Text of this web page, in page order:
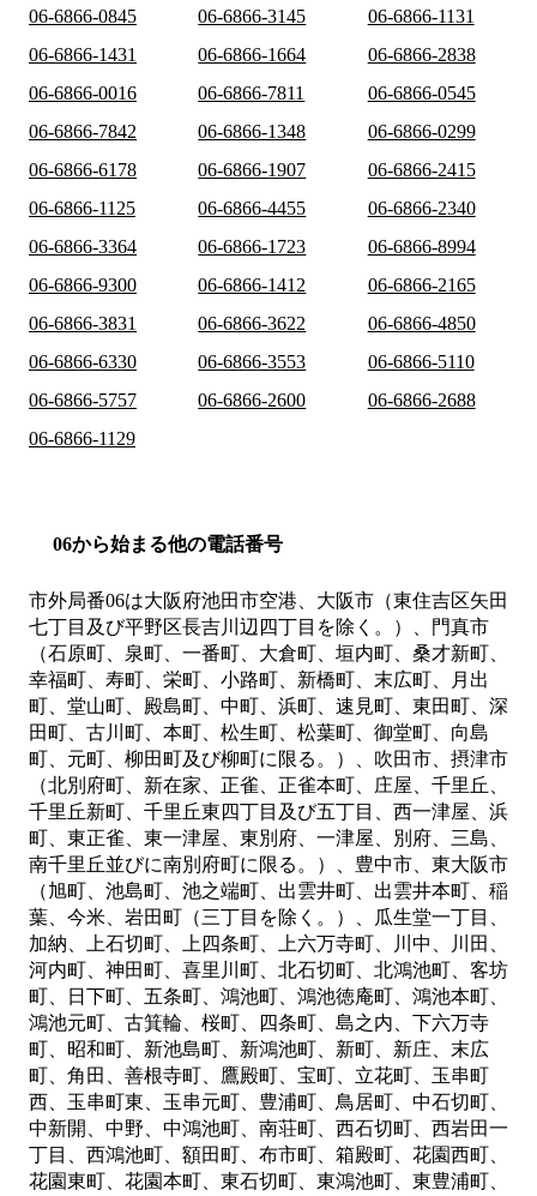
06-6866-0845
06-6866-3145
06-6866-1131
06-6866-1431
06-6866-1664
06-6866-2838
06-6866-0016
06-6866-7811
06-6866-0545
06-6866-7842
06-6866-1348
06-6866-0299
06-6866-6178
06-6866-1907
06-6866-2415
06-6866-1125
06-6866-4455
06-6866-2340
06-6866-3364
06-6866-1723
06-6866-8994
06-6866-9300
06-6866-1412
06-6866-2165
06-6866-3831
06-6866-3622
06-6866-4850
06-6866-6330
06-6866-3553
06-6866-5110
06-6866-5757
06-6866-2600
06-6866-2688
06-6866-1129
06から始まる他の電話番号
市外局番06は大阪府池田市空港、大阪市（東住吉区矢田
七丁目及び平野区長吉川辺四丁目を除く。）、門真市
（石原町、泉町、一番町、大倉町、垣内町、桑才新町、
幸福町、寿町、栄町、小路町、新橋町、末広町、月出
町、堂山町、殿島町、中町、浜町、速見町、東田町、深
田町、古川町、本町、松生町、松葉町、御堂町、向島
町、元町、柳田町及び柳町に限る。）、吹田市、摂津市
（北別府町、新在家、正雀、正雀本町、庄屋、千里丘、
千里丘新町、千里丘東四丁目及び五丁目、西一津屋、浜
町、東正雀、東一津屋、東別府、一津屋、別府、三島、
南千里丘並びに南別府町に限る。）、豊中市、東大阪市
（旭町、池島町、池之端町、出雲井町、出雲井本町、稲
葉、今米、岩田町（三丁目を除く。）、瓜生堂一丁目、
加納、上石切町、上四条町、上六万寺町、川中、川田、
河内町、神田町、喜里川町、北石切町、北鴻池町、客坊
町、日下町、五条町、鴻池町、鴻池徳庵町、鴻池本町、
鴻池元町、古箕輪、桜町、四条町、島之内、下六万寺
町、昭和町、新池島町、新鴻池町、新町、新庄、末広
町、角田、善根寺町、鷹殿町、宝町、立花町、玉串町
西、玉串町東、玉串元町、豊浦町、鳥居町、中石切町、
中新開、中野、中鴻池町、南荘町、西石切町、西岩田一
丁目、西鴻池町、額田町、布市町、箱殿町、花園西町、
花園東町、花園本町、東石切町、東鴻池町、東豊浦町、